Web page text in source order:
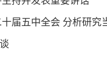
届五中全会 分析研究